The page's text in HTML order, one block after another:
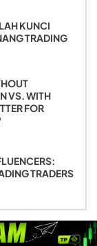
KUNCI
TRADING
VS. WITH
FOR
TRADERS